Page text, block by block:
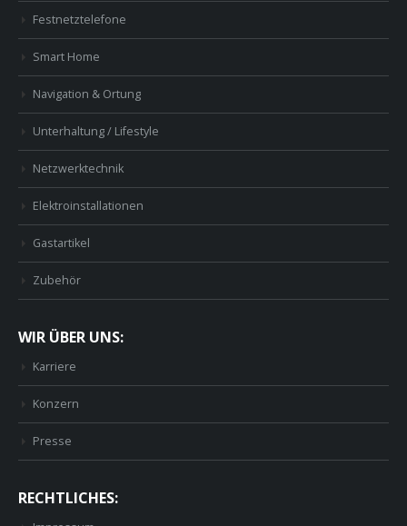
Festnetztelefone
Smart Home
Navigation & Ortung
Unterhaltung / Lifestyle
Netzwerktechnik
Elektroinstallationen
Gastartikel
Zubehör
WIR ÜBER UNS:
Karriere
Konzern
Presse
RECHTLICHES: